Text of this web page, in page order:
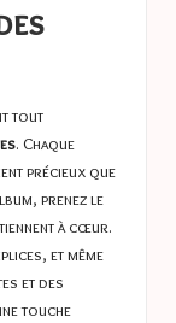
tout
. Chaque
précieux que
prenez le
à cœur.
et même
et des
touche